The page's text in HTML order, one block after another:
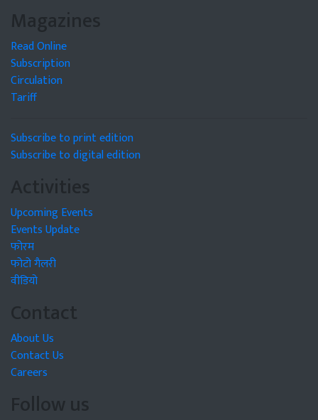
Magazines
Read Online
Subscription
Circulation
Tariff
Subscribe to print edition
Subscribe to digital edition
Activities
Upcoming Events
Events Update
फोरम
फोटो गैलरी
वीडियो
Contact
About Us
Contact Us
Careers
Follow us